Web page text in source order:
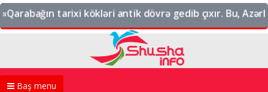
tarixi kökləri antik dövrə gedib çıxır. Bu,
Baş menu